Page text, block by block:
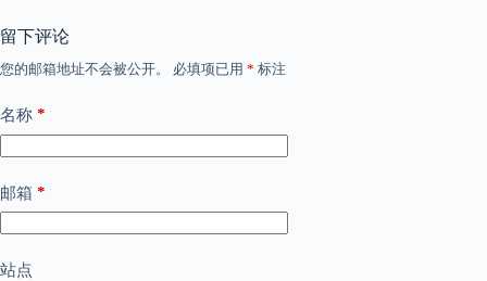
留下评论
您的邮箱地址不会被公开。 必填项已用 * 标注
名称 *
邮箱 *
站点